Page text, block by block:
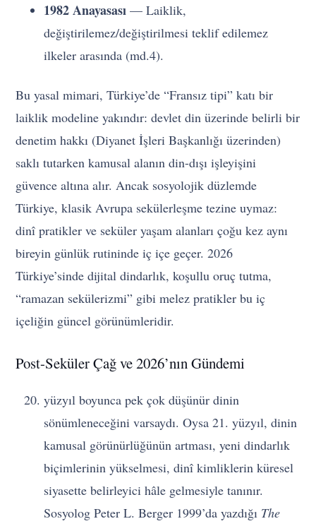
1982 Anayasası — Laiklik,
değiştirilemez/değiştirilmesi teklif edilemez
ilkeler arasında (md.4).
Bu yasal mimari, Türkiye’de “Fransız tipi” katı bir
laiklik modeline yakındır: devlet din üzerinde belirli bir
denetim hakkı (Diyanet İşleri Başkanlığı üzerinden)
saklı tutarken kamusal alanın din-dışı işleyişini
güvence altına alır. Ancak sosyolojik düzlemde
Türkiye, klasik Avrupa sekülerleşme tezine uymaz:
dinî pratikler ve seküler yaşam alanları çoğu kez aynı
bireyin günlük rutininde iç içe geçer. 2026
Türkiye’sinde dijital dindarlık, koşullu oruç tutma,
“ramazan sekülerizmi” gibi melez pratikler bu iç
içeliğin güncel görünümleridir.
Post-Seküler Çağ ve 2026’nın Gündemi
yüzyıl boyunca pek çok düşünür dinin
sönümleneceğini varsaydı. Oysa 21. yüzyıl, dinin
kamusal görünürlüğünün artması, yeni dindarlık
biçimlerinin yükselmesi, dinî kimliklerin küresel
siyasette belirleyici hâle gelmesiyle tanınır.
Sosyolog Peter L. Berger 1999’da yazdığı The